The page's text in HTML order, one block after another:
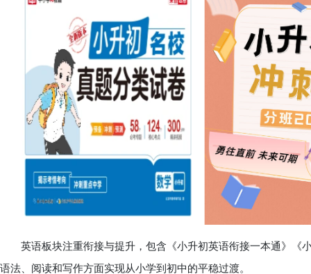
英语板块注重衔接与提升，包含《小升初英语衔接一本通》《
语法、阅读和写作方面实现从小学到初中的平稳过渡。